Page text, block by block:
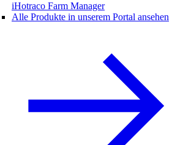
iHotraco Farm Manager
Alle Produkte in unserem Portal ansehen